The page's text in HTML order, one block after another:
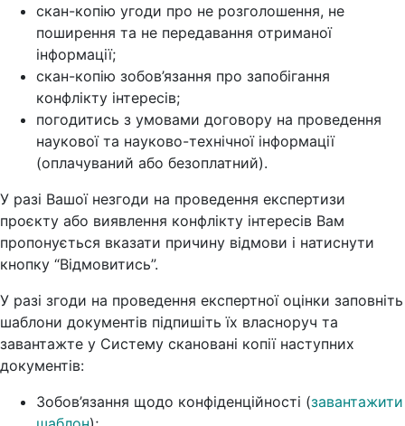
скан-копію угоди про не розголошення, не
поширення та не передавання отриманої
інформації;
скан-копію зобов’язання про запобігання
конфлікту інтересів;
погодитись з умовами договору на проведення
наукової та науково-технічної інформації
(оплачуваний або безоплатний).
У разі Вашої незгоди на проведення експертизи
проєкту або виявлення конфлікту інтересів Вам
пропонується вказати причину відмови і натиснути
кнопку “Відмовитись”.
У разі згоди на проведення експертної оцінки заповніть
шаблони документів підпишіть їх власноруч та
завантажте у Систему скановані копії наступних
документів:
Зобов’язання щодо конфіденційності (завантажити